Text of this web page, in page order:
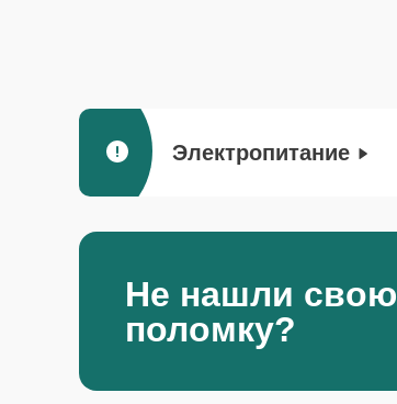
Электропитание
Не нашли свою
поломку?